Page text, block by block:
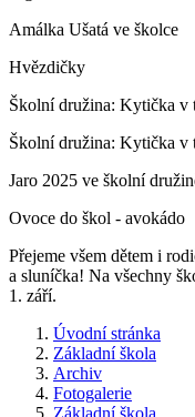
Amálka Ušatá ve školce
Hvězdičky
Školní družina: Kytička v
Školní družina: Kytička v
Jaro 2025 ve školní
Ovoce do škol - avokádo
Přejeme všem dětem i
a sluníčka! Na všechny
1. září.
Úvodní stránka
Základní škola
Archiv
Fotogalerie
Základní škola